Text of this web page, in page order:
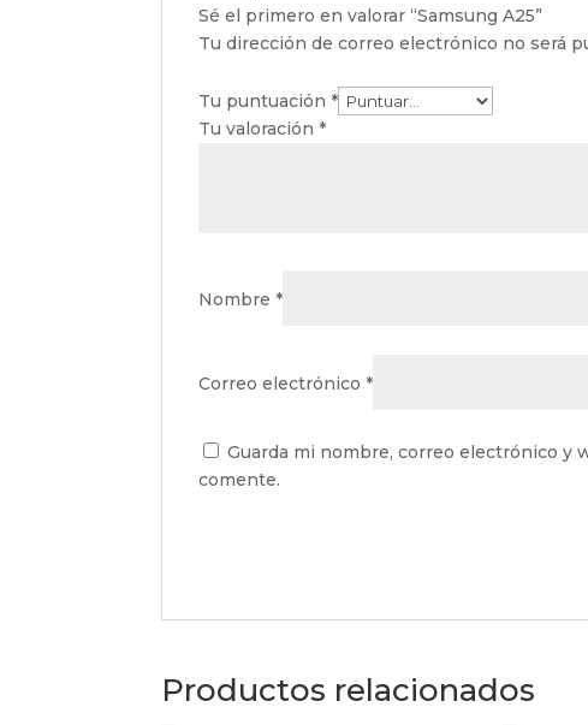
Sé el primero en valorar “Samsung A25”
Tu dirección de correo electrónico no será
Tu puntuación*
Tu valoración*
Nombre*
Correo electrónico*
Guarda mi nombre, correo electrónico y
comente.
Productos relacionados